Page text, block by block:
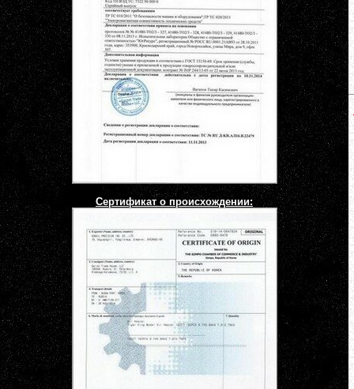
Сертификат о происхождении: